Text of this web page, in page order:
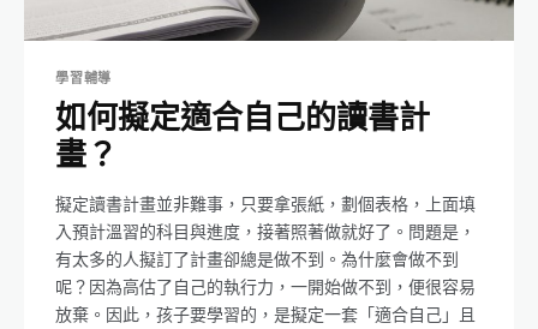
學習輔導
如何擬定適合自己的讀書計
畫？
擬定讀書計畫並非難事，只要拿張紙，劃個表格，上面填
入預計溫習的科目與進度，接著照著做就好了。問題是，
有太多的人擬訂了計畫卻總是做不到。為什麼會做不到
呢？因為高估了自己的執行力，一開始做不到，便很容易
放棄。因此，孩子要學習的，是擬定一套「適合自己」且